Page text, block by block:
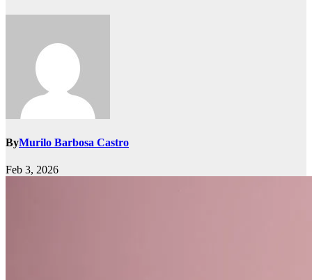
ByMurilo Barbosa Castro
Feb 3, 2026